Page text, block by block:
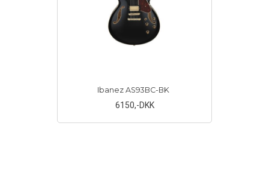
Ibanez AS93BC-BK
6150,-DKK